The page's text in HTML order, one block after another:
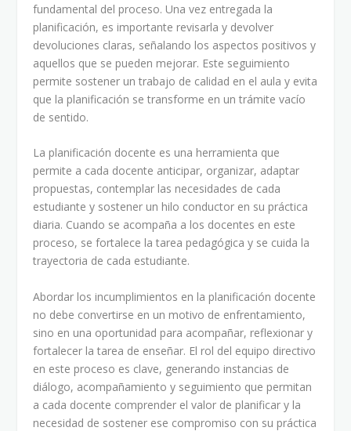
fundamental del proceso. Una vez entregada la
planificación, es importante revisarla y devolver
devoluciones claras, señalando los aspectos positivos y
aquellos que se pueden mejorar. Este seguimiento
permite sostener un trabajo de calidad en el aula y evita
que la planificación se transforme en un trámite vacío
de sentido.
La planificación docente es una herramienta que
permite a cada docente anticipar, organizar, adaptar
propuestas, contemplar las necesidades de cada
estudiante y sostener un hilo conductor en su práctica
diaria. Cuando se acompaña a los docentes en este
proceso, se fortalece la tarea pedagógica y se cuida la
trayectoria de cada estudiante.
Abordar los incumplimientos en la planificación docente
no debe convertirse en un motivo de enfrentamiento,
sino en una oportunidad para acompañar, reflexionar y
fortalecer la tarea de enseñar. El rol del equipo directivo
en este proceso es clave, generando instancias de
diálogo, acompañamiento y seguimiento que permitan
a cada docente comprender el valor de planificar y la
necesidad de sostener ese compromiso con su práctica